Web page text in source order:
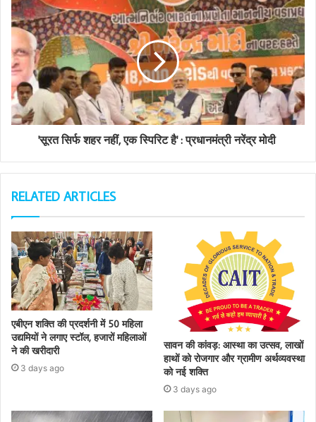
s
'सूरत सिर्फ शहर नहीं, एक स्पिरिट है' : प्रधानमंत्री नरेंद्र मोदी
RELATED ARTICLES
एबीएन शक्ति की प्रदर्शनी में 50 महिला
उद्यमियों ने लगाए स्टॉल, हजारों महिलाओं
ने की खरीदारी
3 days ago
सावन की कांवड़: आस्था का उत्सव, लाखों
हाथों को रोजगार और ग्रामीण अर्थव्यवस्था
को नई शक्ति
3 days ago